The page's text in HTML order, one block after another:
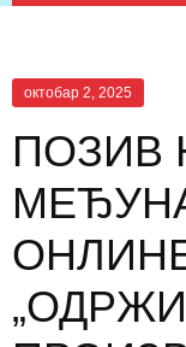
октобар 2, 2025
ПОЗИВ